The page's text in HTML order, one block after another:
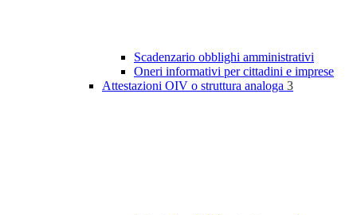
Scadenzario obblighi amministrativi
Oneri informativi per cittadini e imprese
Attestazioni OIV o struttura analoga 3